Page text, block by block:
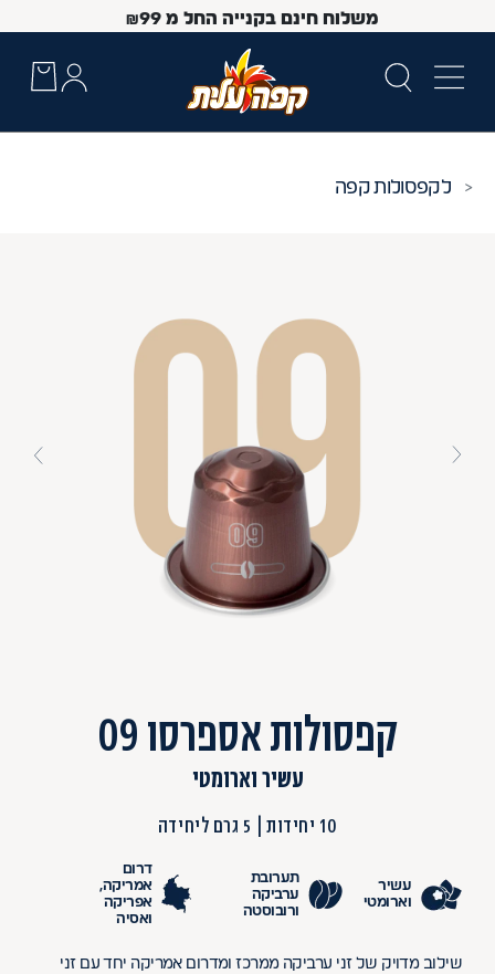
משלוח חינם בקנייה החל מ ₪99
קפסולות קפה
קפסולות אספרסו 09
עשיר וארומטי
10 יחידות 5 גרם ליחידה
עשיר
וארומטי
תערובת
ערביקה
ורובוסטה
דרום
אמריקה,
אפריקה
ואסיה
שילוב מדויק של זני ערביקה ממרכז ומדרום אמריקה יחד עם זני